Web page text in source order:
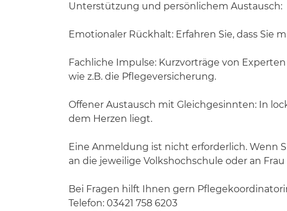
Unterstützung und persönlichem Austausch:
Emotionaler Rückhalt: Erfahren Sie, dass Sie
Fachliche Impulse: Kurzvorträge von
wie z.B. die Pflegeversicherung.
Offener Austausch mit Gleichgesinnten: In
dem Herzen liegt.
Eine Anmeldung ist nicht erforderlich. Wenn
an die jeweilige Volkshochschule oder an Frau
Bei Fragen hilft Ihnen gern
Telefon: 03421 758 6203